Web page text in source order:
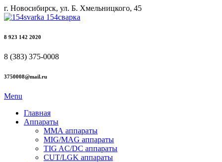
г. Новосибирск, ул. Б. Хмельницкого, 45
8 923 142 2020
8 (383) 375-0008
3750008@mail.ru
Menu
Главная
Аппараты
ММА аппараты
MIG/MAG аппараты
TIG AC/DC аппараты
CUT/LGK аппараты